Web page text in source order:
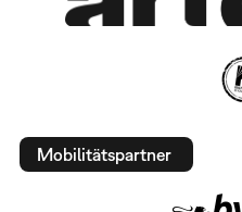
Mobilitätspartner